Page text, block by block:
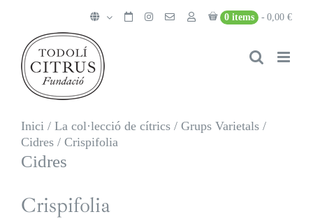
content
0 items 0,00 €
Inici / La col·lecció de cítrics / Grups Varietals /
Cidres / Crispifolia
Cidres
Crispifolia